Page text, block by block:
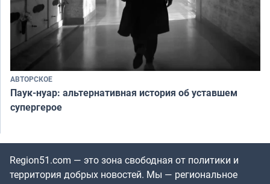
АВТОРСКОЕ
Паук-нуар: альтернативная история об уставшем
супергерое
Region51.com — это зона свободная от политики и
территория добрых новостей. Мы — региональное